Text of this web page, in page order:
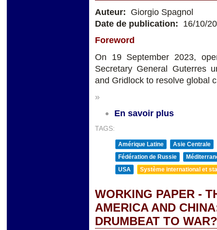
Auteur: Giorgio Spagnol
Date de publication: 16/10/
Foreword
On 19 September 2023,
Secretary General Guterres
and Gridlock to resolve global
»
En savoir plus
TAGS:
Amérique Latine
Asie Centrale
Fédération de Russie
USA
Système international et
WORKING PAPER -
AMERICA AND
DRUMBEAT TO WAR?